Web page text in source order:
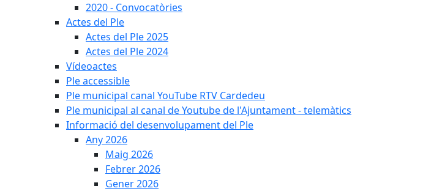
2020 - Convocatòries
Actes del Ple
Actes del Ple 2025
Actes del Ple 2024
Vídeoactes
Ple accessible
Ple municipal canal YouTube RTV Cardedeu
Ple municipal al canal de Youtube de l'Ajuntament - telemàtics
Informació del desenvolupament del Ple
Any 2026
Maig 2026
Febrer 2026
Gener 2026